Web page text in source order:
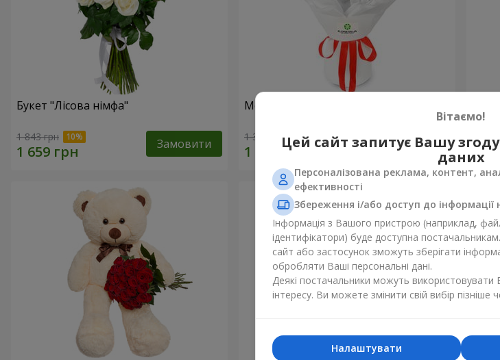
Букет "Лісова німфа"
1 843 грн Замовити
Монобукет з 11 червоних троянд
1 374 грн Замовити 2 374
Вітаємо!
Цей сайт запитує Вашу
даних
Персоналізована реклама, контент,
ефективності
Збереження і/або доступ до
Інформація з Вашого пристрою (наприклад,
ідентифікатори) буде доступна
сайт або застосунок зможуть зберігати
обробляти Ваші персональні дані.
Деякі постачальники можуть використовувати
інтересу. Ви можете змінити свій вибір пізніше
Налаштувати